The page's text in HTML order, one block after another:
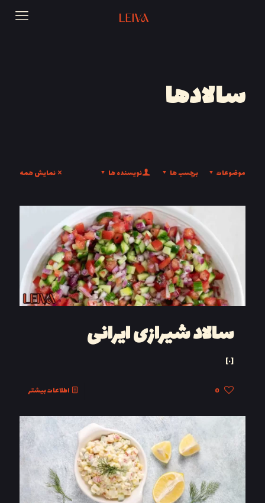
سالادها
موضوعات برچسب ها نویسنده ها نمایش همه
سالاد شیرازی ایرانی
[…]
0 اطلاعات بیشتر